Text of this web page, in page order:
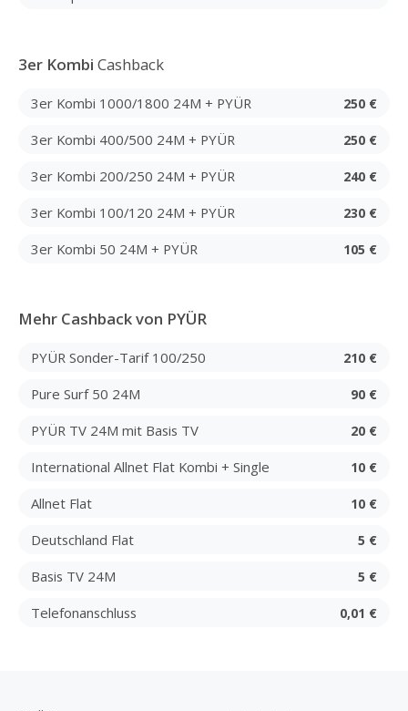
3er Kombi Cashback
3er Kombi 1000/1800 24M + PYÜR 250 €
3er Kombi 400/500 24M + PYÜR 250 €
3er Kombi 200/250 24M + PYÜR 240 €
3er Kombi 100/120 24M + PYÜR 230 €
3er Kombi 50 24M + PYÜR 105 €
Mehr Cashback von PYÜR
PYÜR Sonder-Tarif 100/250 210 €
Pure Surf 50 24M 90 €
PYÜR TV 24M mit Basis TV 20 €
International Allnet Flat Kombi + Single 10 €
Allnet Flat 10 €
Deutschland Flat 5 €
Basis TV 24M 5 €
Telefonanschluss 0,01 €